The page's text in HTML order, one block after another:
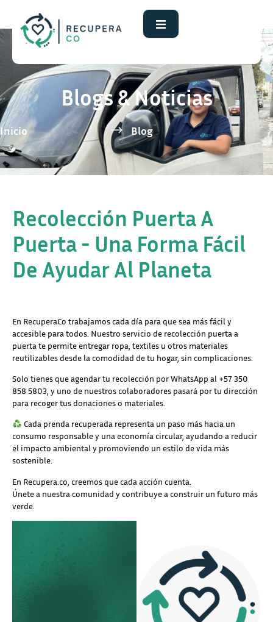
Blogs & Noticias
Inicio Blog
Recolección Puerta A
Puerta - Una Forma Fácil
De Ayudar Al Planeta
En RecuperaCo trabajamos cada día para que sea más fácil y
accesible para todos. Nuestro servicio de recolección puerta a
puerta te permite entregar ropa, textiles u otros materiales
reutilizables desde la comodidad de tu hogar, sin complicaciones.
Solo tienes que agendar tu recolección por WhatsApp al +57 350
858 5803, y uno de nuestros colaboradores pasará por tu dirección
para recoger tus donaciones o materiales.
Cada prenda recuperada representa un paso más hacia un
consumo responsable y una economía circular, ayudando a reducir
el impacto ambiental y promoviendo un estilo de vida más
sostenible.
En Recupera.co, creemos que cada acción cuenta.
Únete a nuestra comunidad y contribuye a construir un futuro más
verde.